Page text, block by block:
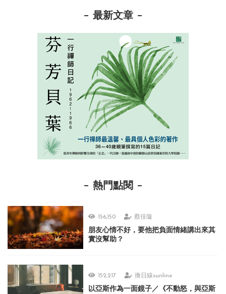
最新文章
熱門點閱
156,150 蔡佳璇
朋友心情不好，要他把負面情緒講出來其
實沒幫助？
152,217 換日線sunline
以亞斯作為一面鏡子／《不動怒，與亞斯